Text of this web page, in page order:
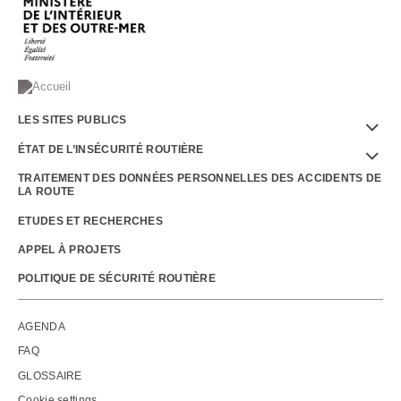
Menu
LES SITES PUBLICS
ÉTAT DE L’INSÉCURITÉ ROUTIÈRE
TRAITEMENT DES DONNÉES PERSONNELLES DES ACCIDENTS DE
LA ROUTE
ETUDES ET RECHERCHES
APPEL À PROJETS
POLITIQUE DE SÉCURITÉ ROUTIÈRE
Outils
AGENDA
FAQ
GLOSSAIRE